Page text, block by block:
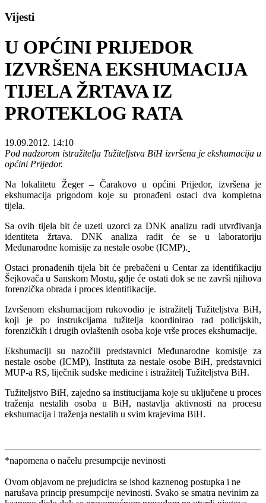
Vijesti
U OPĆINI PRIJEDOR
IZVRŠENA EKSHUMACIJA
TIJELA ŽRTAVA IZ
PROTEKLOG RATA
19.09.2012. 14:10
Pod nadzorom istražitelja Tužiteljstva BiH izvršena je ekshumacija u
općini Prijedor.
Na lokalitetu Žeger – Čarakovo u općini Prijedor, izvršena je
ekshumacija prigodom koje su pronađeni ostaci dva kompletna
tijela.
Sa ovih tijela bit će uzeti uzorci za DNK analizu radi utvrđivanja
identiteta žrtava. DNK analiza radit će se u laboratoriju
Međunarodne komisije za nestale osobe (ICMP).
Ostaci pronađenih tijela bit će prebačeni u Centar za identifikaciju
Šejkovača u Sanskom Mostu, gdje će ostati dok se ne završi njihova
forenzička obrada i proces identifikacije.
Izvršenom ekshumacijom rukovodio je istražitelj Tužiteljstva BiH,
koji je po instrukcijama tužitelja koordinirao rad policijskih,
forenzičkih i drugih ovlaštenih osoba koje vrše proces ekshumacije.
Ekshumaciji su nazočili predstavnici Međunarodne komisije za
nestale osobe (ICMP), Instituta za nestale osobe BiH, predstavnici
MUP-a RS, liječnik sudske medicine i istražitelj Tužiteljstva BiH.
Tužiteljstvo BiH, zajedno sa institucijama koje su uključene u proces
traženja nestalih osoba u BiH, nastavlja aktivnosti na procesu
ekshumacija i traženja nestalih u svim krajevima BiH.
*napomena o načelu presumpcije nevinosti
Ovom objavom ne prejudicira se ishod kaznenog postupka i ne
narušava princip presumpcije nevinosti. Svako se smatra nevinim za